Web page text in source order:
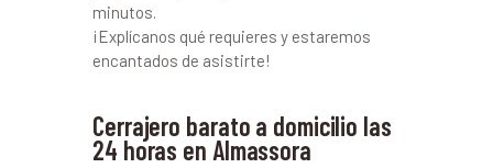
minutos.
¡Explícanos qué requieres y estaremos
encantados de asistirte!
Cerrajero barato a domicilio las
24 horas en Almassora